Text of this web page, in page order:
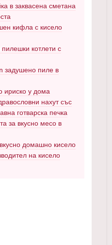
в заквасена сметана
кифла с кисело
котлети с
задушено пиле в
ириско у дома
нахут със
готварска печка
за вкусно месо в
домашно кисело
на кисело